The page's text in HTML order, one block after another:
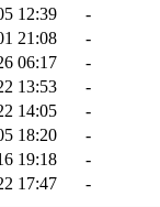
12:39
-
21:08
-
06:17
-
13:53
-
14:05
-
18:20
-
19:18
-
17:47 -